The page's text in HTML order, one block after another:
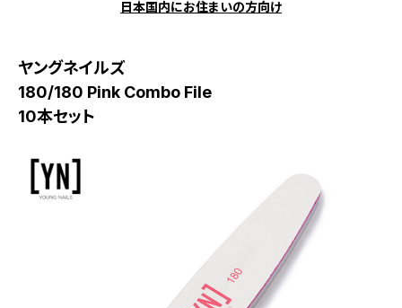
日本国内にお住まいの方向け
ヤングネイルズ
180/180 Pink Combo File
10本セット